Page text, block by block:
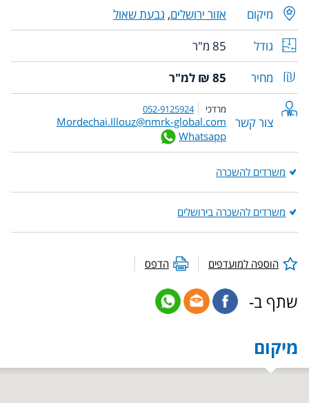
מיקום אזור ירושלים, גבעת שאול
גודל
85 מ"ר
מחיר
85 ₪ למ"ר
צור קשר
מרדכי 052-9125924
Mordechai.Illouz@nmrk-global.com
Whatsapp
משרדים להשכרה
משרדים להשכרה בירושלים
הוספה למועדפים הדפס
שתף ב-
מיקום